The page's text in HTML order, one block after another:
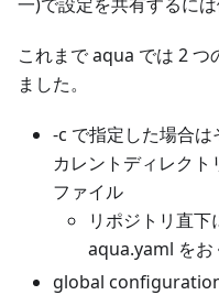
これまで aqua では 2
ました。
-c で指定した場合
カレントディレク
ファイル
リポジトリ直
aqua.yaml をお
global